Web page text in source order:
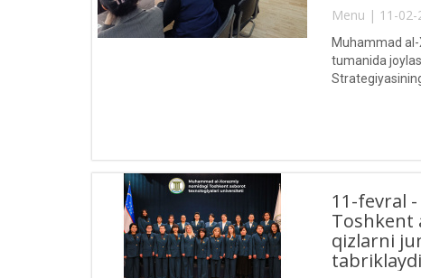
Menu | 11-
Muhammad
tumanida
11-fevral
Toshkent
qizlarni